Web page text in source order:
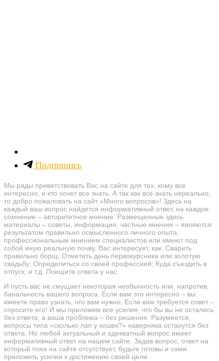
Подпишись
Мы рады приветствовать Вас на сайте для тех, кому все
интересно, и кто хочет все знать. А так как все знать нереально,
то добро пожаловать на сайт «Много вопросов»! Здесь на
каждый ваш вопрос найдется информативный ответ, на каждое
сомнение – авторитетное мнение. Размещенные здесь
материалы – советы, информация, частные мнения – являются
результатом правильно осмысленного личного опыта,
профессиональным мнением специалистов или имеют под
собой иную реальную почву. Вас интересует, как: Сварить
правильно борщ; Отметить день первокурсника или золотую
свадьбу; Определиться со своей профессией; Куда съездить в
отпуск, и т.д. Поищите ответа у нас.
И пусть вас не смущает некоторая необычность или, напротив,
банальность вашего вопроса. Если вам это интересно – вы
имеете право узнать, что вам нужно. Если вам требуется совет –
спросите его! И мы приложим все усилия, что бы вы не остались
без ответа, а ваша проблема – без решения. Разумеется,
вопросы типа «сколько лап у кошек?» наверняка останутся без
ответа. Но любой актуальный и адекватный вопрос имеет
информативный ответ на нашем сайте. Задав вопрос, ответ на
который пока на сайте отсутствует, будьте готовы и сами
приложить усилия к достижению своей цели.